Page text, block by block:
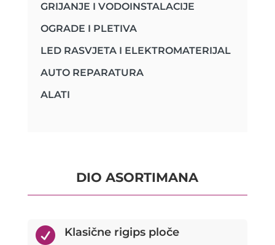
GRIJANJE I VODOINSTALACIJE
OGRADE I PLETIVA
LED RASVJETA I ELEKTROMATERIJAL
AUTO REPARATURA
ALATI
DIO ASORTIMANA
 Klasične rigips ploče